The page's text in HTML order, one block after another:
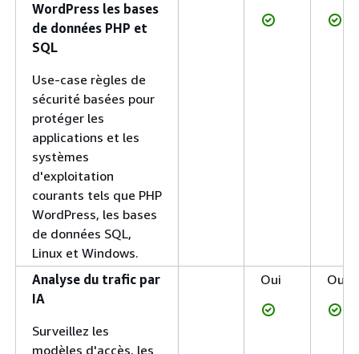
WordPress les bases
de données PHP et
SQL
Use-case règles de
sécurité basées pour
protéger les
applications et les
systèmes
d'exploitation
courants tels que PHP
WordPress, les bases
de données SQL,
Linux et Windows.
Analyse du trafic par
IA
Surveillez les
modèles d'accès, les
Oui Oui